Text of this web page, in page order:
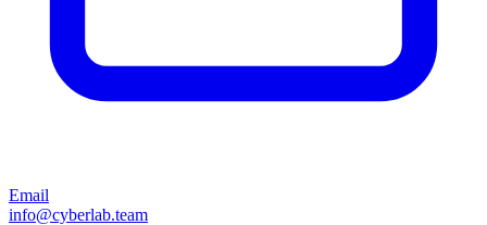
Email
info@cyberlab.team